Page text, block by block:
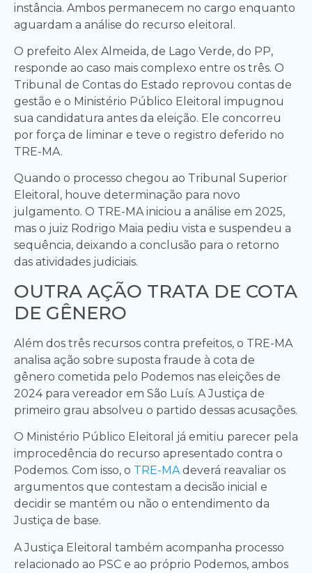
instância. Ambos permanecem no cargo enquanto
aguardam a análise do recurso eleitoral.
O prefeito Alex Almeida, de Lago Verde, do PP,
responde ao caso mais complexo entre os três. O
Tribunal de Contas do Estado reprovou contas de
gestão e o Ministério Público Eleitoral impugnou
sua candidatura antes da eleição. Ele concorreu
por força de liminar e teve o registro deferido no
TRE-MA.
Quando o processo chegou ao Tribunal Superior
Eleitoral, houve determinação para novo
julgamento. O TRE-MA iniciou a análise em 2025,
mas o juiz Rodrigo Maia pediu vista e suspendeu a
sequência, deixando a conclusão para o retorno
das atividades judiciais.
OUTRA AÇÃO TRATA DE COTA
DE GÊNERO
Além dos três recursos contra prefeitos, o TRE-MA
analisa ação sobre suposta fraude à cota de
gênero cometida pelo Podemos nas eleições de
2024 para vereador em São Luís. A Justiça de
primeiro grau absolveu o partido dessas acusações.
O Ministério Público Eleitoral já emitiu parecer pela
improcedência do recurso apresentado contra o
Podemos. Com isso, o TRE-MAdeverá reavaliar os
argumentos que contestam a decisão inicial e
decidir se mantém ou não o entendimento da
Justiça de base.
A Justiça Eleitoral também acompanha processo
relacionado ao PSC e ao próprio Podemos, ambos